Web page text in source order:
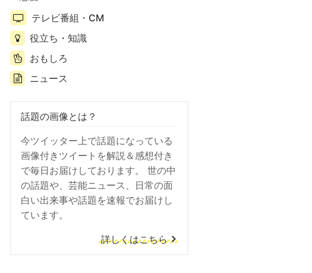
テレビ番組・CM
役立ち・知識
おもしろ
ニュース
話題の画像とは？
今ツイッター上で話題になっている
画像付きツイートを解説＆感想付き
で毎日お届けしております。 世の中
の話題や、芸能ニュース、日常の面
白い出来事や話題を速報でお届けし
ています。
詳しくはこちら